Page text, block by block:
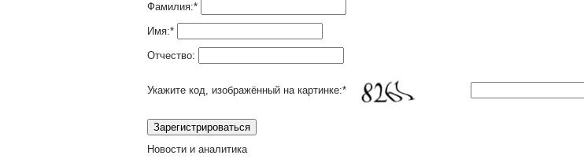
Фамилия:*
Имя:*
Отчество:
Укажите код, изображённый на картинке:*
Новости и аналитика